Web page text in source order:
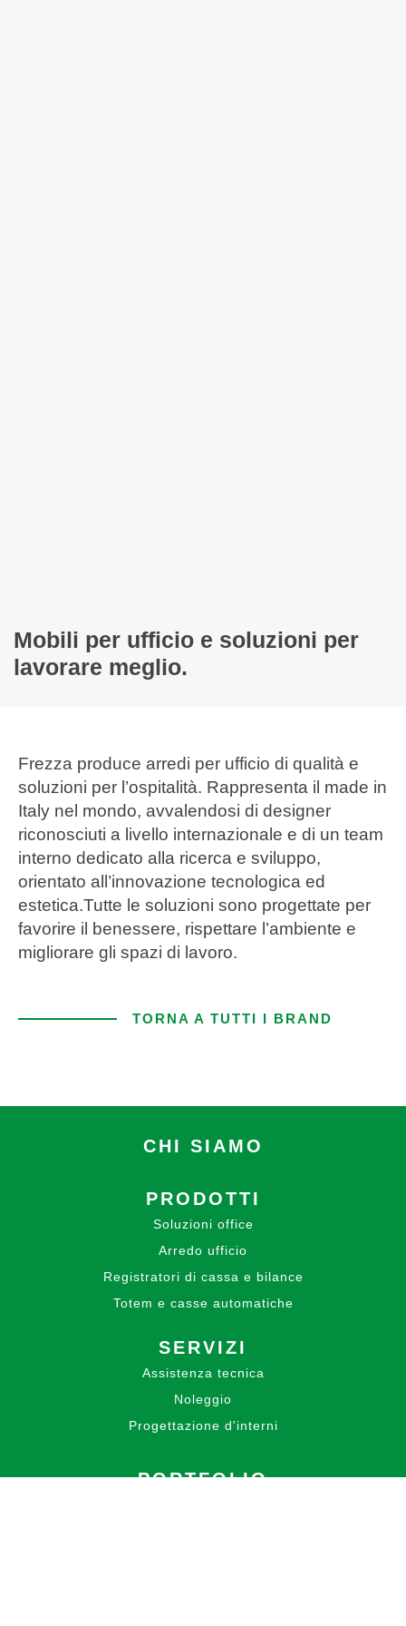
Mobili per ufficio e soluzioni per
lavorare meglio.
Frezza produce arredi per ufficio di qualità e
soluzioni per l’ospitalità. Rappresenta il made in
Italy nel mondo, avvalendosi di designer
riconosciuti a livello internazionale e di un team
interno dedicato alla ricerca e sviluppo,
orientato all’innovazione tecnologica ed
estetica.Tutte le soluzioni sono progettate per
favorire il benessere, rispettare l’ambiente e
migliorare gli spazi di lavoro.
TORNA A TUTTI I BRAND
CHI SIAMO
PRODOTTI
Soluzioni office
Arredo ufficio
Registratori di cassa e bilance
Totem e casse automatiche
SERVIZI
Assistenza tecnica
Noleggio
Progettazione d'interni
PORTFOLIO